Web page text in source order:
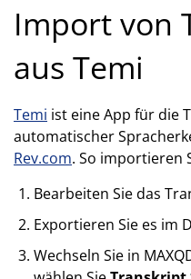
Import von
aus Temi
Temi ist eine App für die
automatischer
Rev.com. So importieren
Bearbeiten Sie das
Exportieren Sie es im
Wechseln Sie in